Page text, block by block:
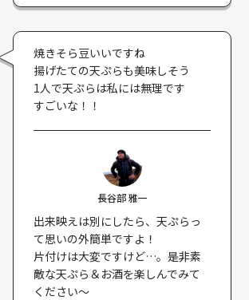
焼きそら豆いいですね
揚げたての天ぷらも美味しそう
1人で天ぷらは私には無理です
すごいな！！
長谷部 雅一
出来映えは別にしたら、天ぷらっ
て思いの外簡単ですよ！
片付けは大変ですけど…。是非素
敵な天ぷら＆お酒を楽しんでみて
ください〜